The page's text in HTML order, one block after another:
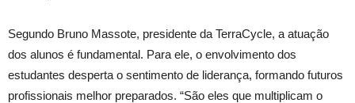
Segundo Bruno Massote, presidente da TerraCycle, a atuação
dos alunos é fundamental. Para ele, o envolvimento dos
estudantes desperta o sentimento de liderança, formando futuros
profissionais melhor preparados. “São eles que multiplicam o